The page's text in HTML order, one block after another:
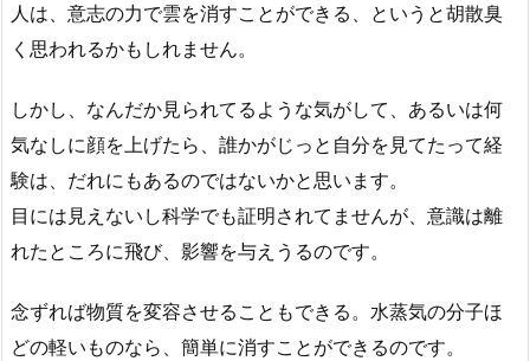
人は、意志の力で雲を消すことができる、というと胡散臭
く思われるかもしれません。
しかし、なんだか見られてるような気がして、あるいは何
気なしに顔を上げたら、誰かがじっと自分を見てたって経
験は、だれにもあるのではないかと思います。
目には見えないし科学でも証明されてませんが、意識は離
れたところに飛び、影響を与えうるのです。
念ずれば物質を変容させることもできる。水蒸気の分子ほ
どの軽いものなら、簡単に消すことができるのです。